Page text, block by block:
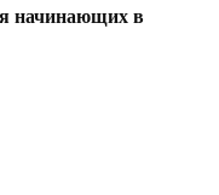
начинающих в